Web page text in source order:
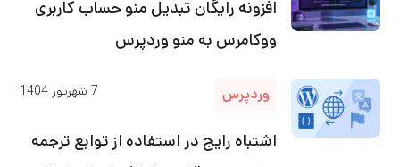
افزونه رایگان تبدیل منو حساب کاربری
ووکامرس به منو وردپرس
وردپرس 7 شهریور 1404
اشتباه رایج در استفاده از توابع ترجمه